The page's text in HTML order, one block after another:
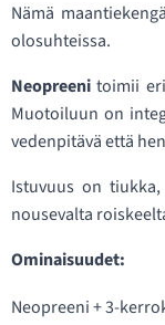
Nämä
olosuhteissa.
Neopreeni toimii
Muotoiluun on
vedenpitävä että
Istuvuus on
nousevalta
Ominaisuudet:
Neopreeni + 3-